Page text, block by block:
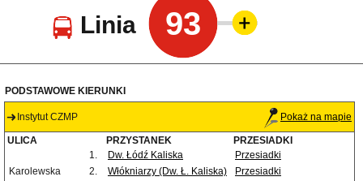
Linia 93
PODSTAWOWE KIERUNKI
Instytut CZMP Pokaż na mapie
ULICA PRZYSTANEK
PRZESIADKI
1.
Dw. Łódź Kaliska
Przesiadki
Karolewska
2. Włókniarzy (Dw. Ł. Kaliska)
Przesiadki